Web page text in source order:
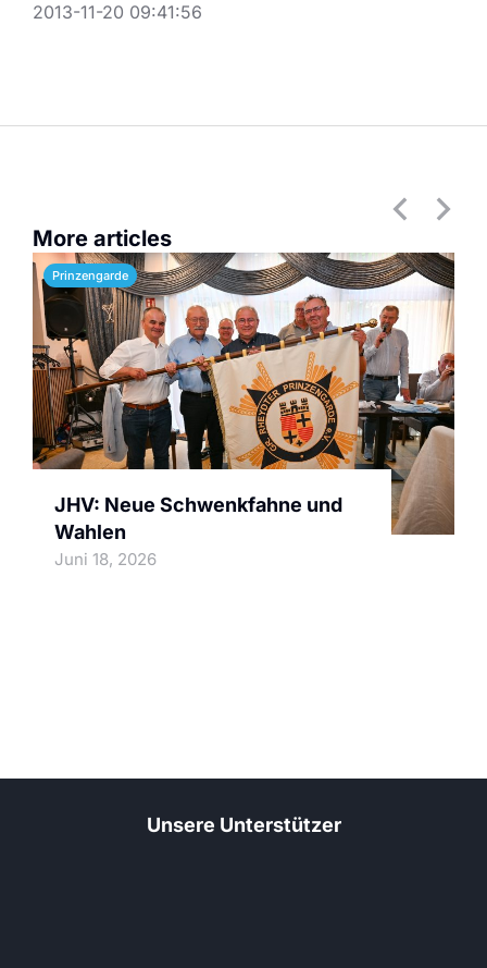
2013-11-20 09:41:56
More articles
Prinzengarde
JHV: Neue Schwenkfahne und
Wahlen
Juni 18, 2026
Unsere Unterstützer